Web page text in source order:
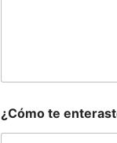
¿Cómo te